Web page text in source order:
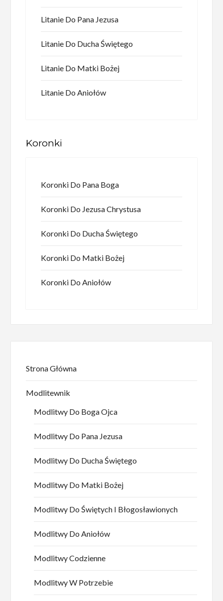
Litanie Do Pana Jezusa
Litanie Do Ducha Świętego
Litanie Do Matki Bożej
Litanie Do Aniołów
Koronki
Koronki Do Pana Boga
Koronki Do Jezusa Chrystusa
Koronki Do Ducha Świętego
Koronki Do Matki Bożej
Koronki Do Aniołów
Strona Główna
Modlitewnik
Modlitwy Do Boga Ojca
Modlitwy Do Pana Jezusa
Modlitwy Do Ducha Świętego
Modlitwy Do Matki Bożej
Modlitwy Do Świętych I Błogosławionych
Modlitwy Do Aniołów
Modlitwy Codzienne
Modlitwy W Potrzebie